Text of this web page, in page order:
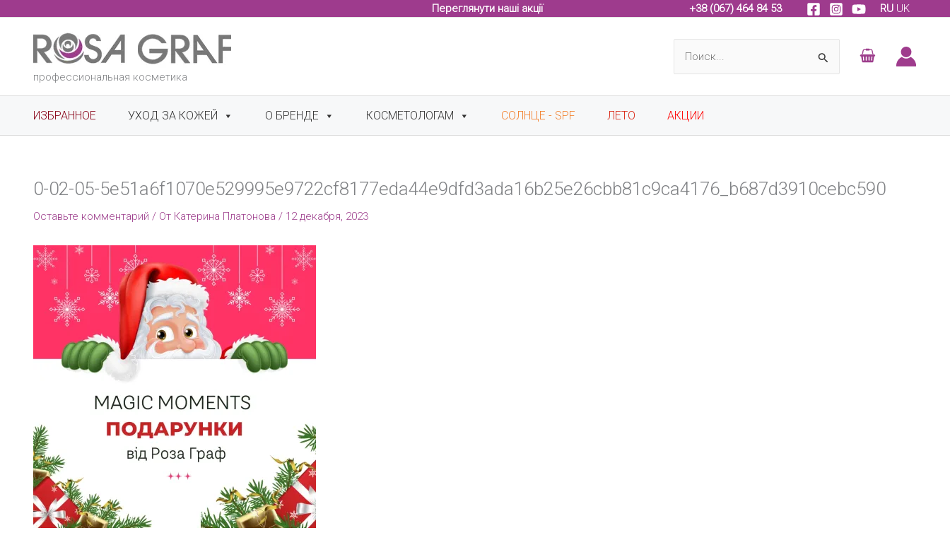
содержимому
Переглянути наші акції +38 (067) 464 84 53 RU UK
профессиональная косметика
ИЗБРАННОЕ УХОД ЗА КОЖЕЙ О БРЕНДЕ КОСМЕТОЛОГАМ СОЛНЦЕ - SPF ЛЕТО АКЦИИ
0-02-05-5e51a6f1070e529995e9722cf8177eda44e9dfd3ada16b25e26cbb81c9ca4176_b687d3910cebc590
Оставьте комментарий / От Катерина Платонова / 12 декабря, 2023